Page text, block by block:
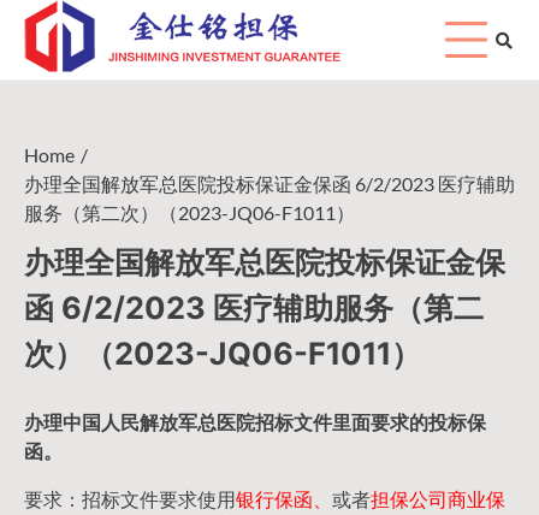
Skip
content
Home
办理全国解放军总医院投标保证金保函 6/2/2023 医疗辅助
服务（第二次）（2023-JQ06-F1011）
办理全国解放军总医院投标保证金保
函 6/2/2023 医疗辅助服务（第二
次）（2023-JQ06-F1011）
办理中国人民解放军总医院招标文件里面要求的投标保
函。
要求：招标文件要求使用银行保函、 或者担保公司商业保